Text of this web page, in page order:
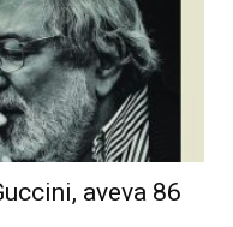
aveva 86